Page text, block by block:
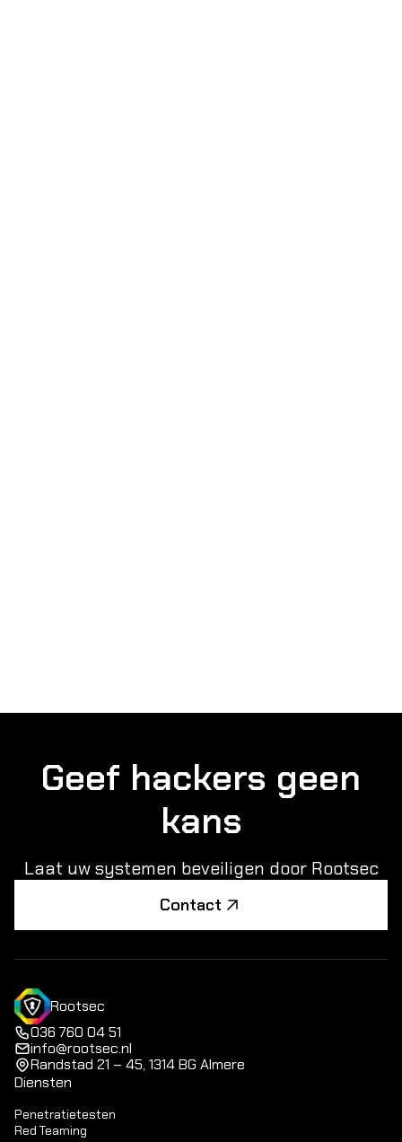
Geef hackers geen
kans
Laat uw systemen beveiligen door Rootsec
Contact
Rootsec
036 760 04 51
info@rootsec.nl
Randstad 21 – 45, 1314 BG Almere
Diensten
Penetratietesten
Red Teaming